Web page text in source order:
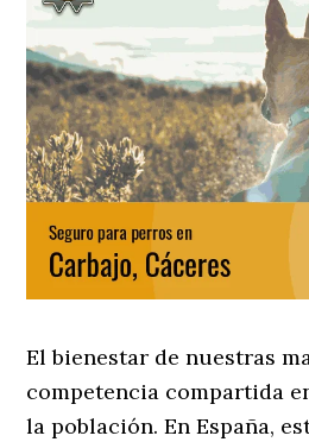
El bienestar de nuestras
competencia compartida
la población. En España,